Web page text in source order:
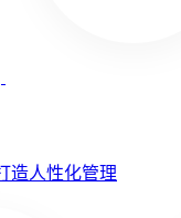
造人性化管理